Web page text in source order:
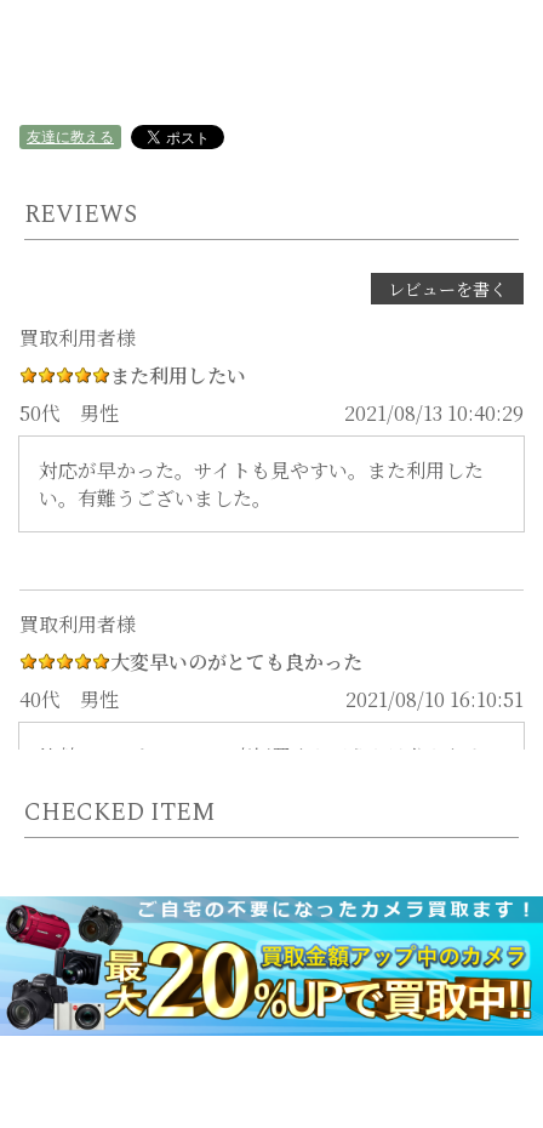
友達に教える
REVIEWS
レビューを書く
また利用したい
50代
男性 2021/08/13 10:40:29
対応が早かった。サイトも見やすい。また利用した
い。有難うございました。
大変早いのがとても良かった
40代
男性 2021/08/10 16:10:51
比較していないので、高価買取かどうかは分かりませ
とても良かった。
また利用したいと思える買取り対応
30代
男性 2021/08/06 14:31:01
CHECKED ITEM